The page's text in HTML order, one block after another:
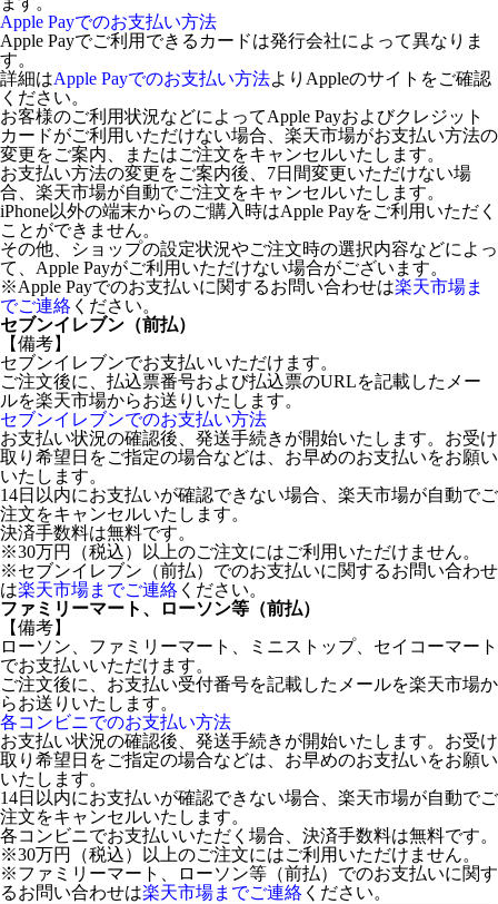
Apple Payでのお支払い方法
Apple Payでご利用できるカードは発行会社によって異なりま
す。
詳細はApple Payでのお支払い方法よりAppleのサイトをご確認
ください。
お客様のご利用状況などによってApple Payおよびクレジット
カードがご利用いただけない場合、楽天市場がお支払い方法の
変更をご案内、またはご注文をキャンセルいたします。
お支払い方法の変更をご案内後、7日間変更いただけない場
合、楽天市場が自動でご注文をキャンセルいたします。
iPhone以外の端末からのご購入時はApple Payをご利用いただく
ことができません。
その他、ショップの設定状況やご注文時の選択内容などによっ
て、Apple Payがご利用いただけない場合がございます。
※Apple Payでのお支払いに関するお問い合わせは楽天市場ま
でご連絡 ください。
セブンイレブン（前払）
【備考】
セブンイレブンでお支払いいただけます。
ご注文後に、払込票番号および払込票のURLを記載したメー
ルを楽天市場からお送りいたします。
セブンイレブンでのお支払い方法
お支払い状況の確認後、発送手続きが開始いたします。お受け
取り希望日をご指定の場合などは、お早めのお支払いをお願い
いたします。
14日以内にお支払いが確認できない場合、楽天市場が自動でご
注文をキャンセルいたします。
決済手数料は無料です。
※30万円（税込）以上のご注文にはご利用いただけません。
※セブンイレブン（前払）でのお支払いに関するお問い合わせ
は楽天市場までご連絡 ください。
ファミリーマート、ローソン等（前払）
【備考】
ローソン、ファミリーマート、ミニストップ、セイコーマート
でお支払いいただけます。
ご注文後に、お支払い受付番号を記載したメールを楽天市場か
らお送りいたします。
各コンビニでのお支払い方法
お支払い状況の確認後、発送手続きが開始いたします。お受け
取り希望日をご指定の場合などは、お早めのお支払いをお願い
いたします。
14日以内にお支払いが確認できない場合、楽天市場が自動でご
注文をキャンセルいたします。
各コンビニでお支払いいただく場合、決済手数料は無料です。
※30万円（税込）以上のご注文にはご利用いただけません。
※ファミリーマート、ローソン等（前払）でのお支払いに関す
るお問い合わせは楽天市場までご連絡 ください。